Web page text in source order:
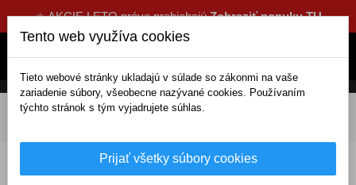
☀️ AKCIE LETO práve prebiehajúZobraziť ponuku TU
DOMOV
Interiérové doplnky
Popolník do auta
Tento web využíva cookies
Tieto webové stránky ukladajú v súlade so zákonmi na vaše
zariadenie súbory, všeobecne nazývané cookies. Používaním
týchto stránok s tým vyjadrujete súhlas.
Prijať všetky súbory cookies